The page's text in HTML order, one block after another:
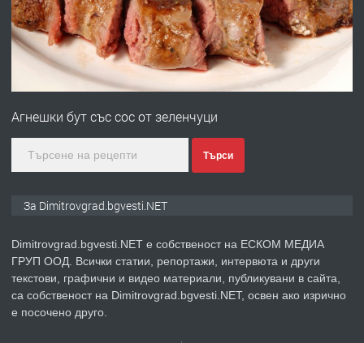
преди 11 месеца
Онлайн магазин за всички!
преди 2 месеца
ПРЕДЛАГА Къща в Странско
Агнешки бут със сос от зеленчуци
Търси
За Dimitrovgrad.bgvesti.NET
Dimitrovgrad.bgvesti.NET е собственост на ЕСКОМ МЕДИА
ГРУП ООД. Всички статии, репортажи, интервюта и други
текстови, графични и видео материали, публикувани в сайта,
са собственост на Dimitrovgrad.bgvesti.NET, освен ако изрично
е посочено друго.